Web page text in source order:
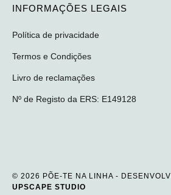
INFORMAÇÕES LEGAIS
Política de privacidade
Termos e Condições
Livro de reclamações
Nº de Registo da ERS: E149128
© 2026 PÕE-TE NA LINHA -
UPSCAPE STUDIO